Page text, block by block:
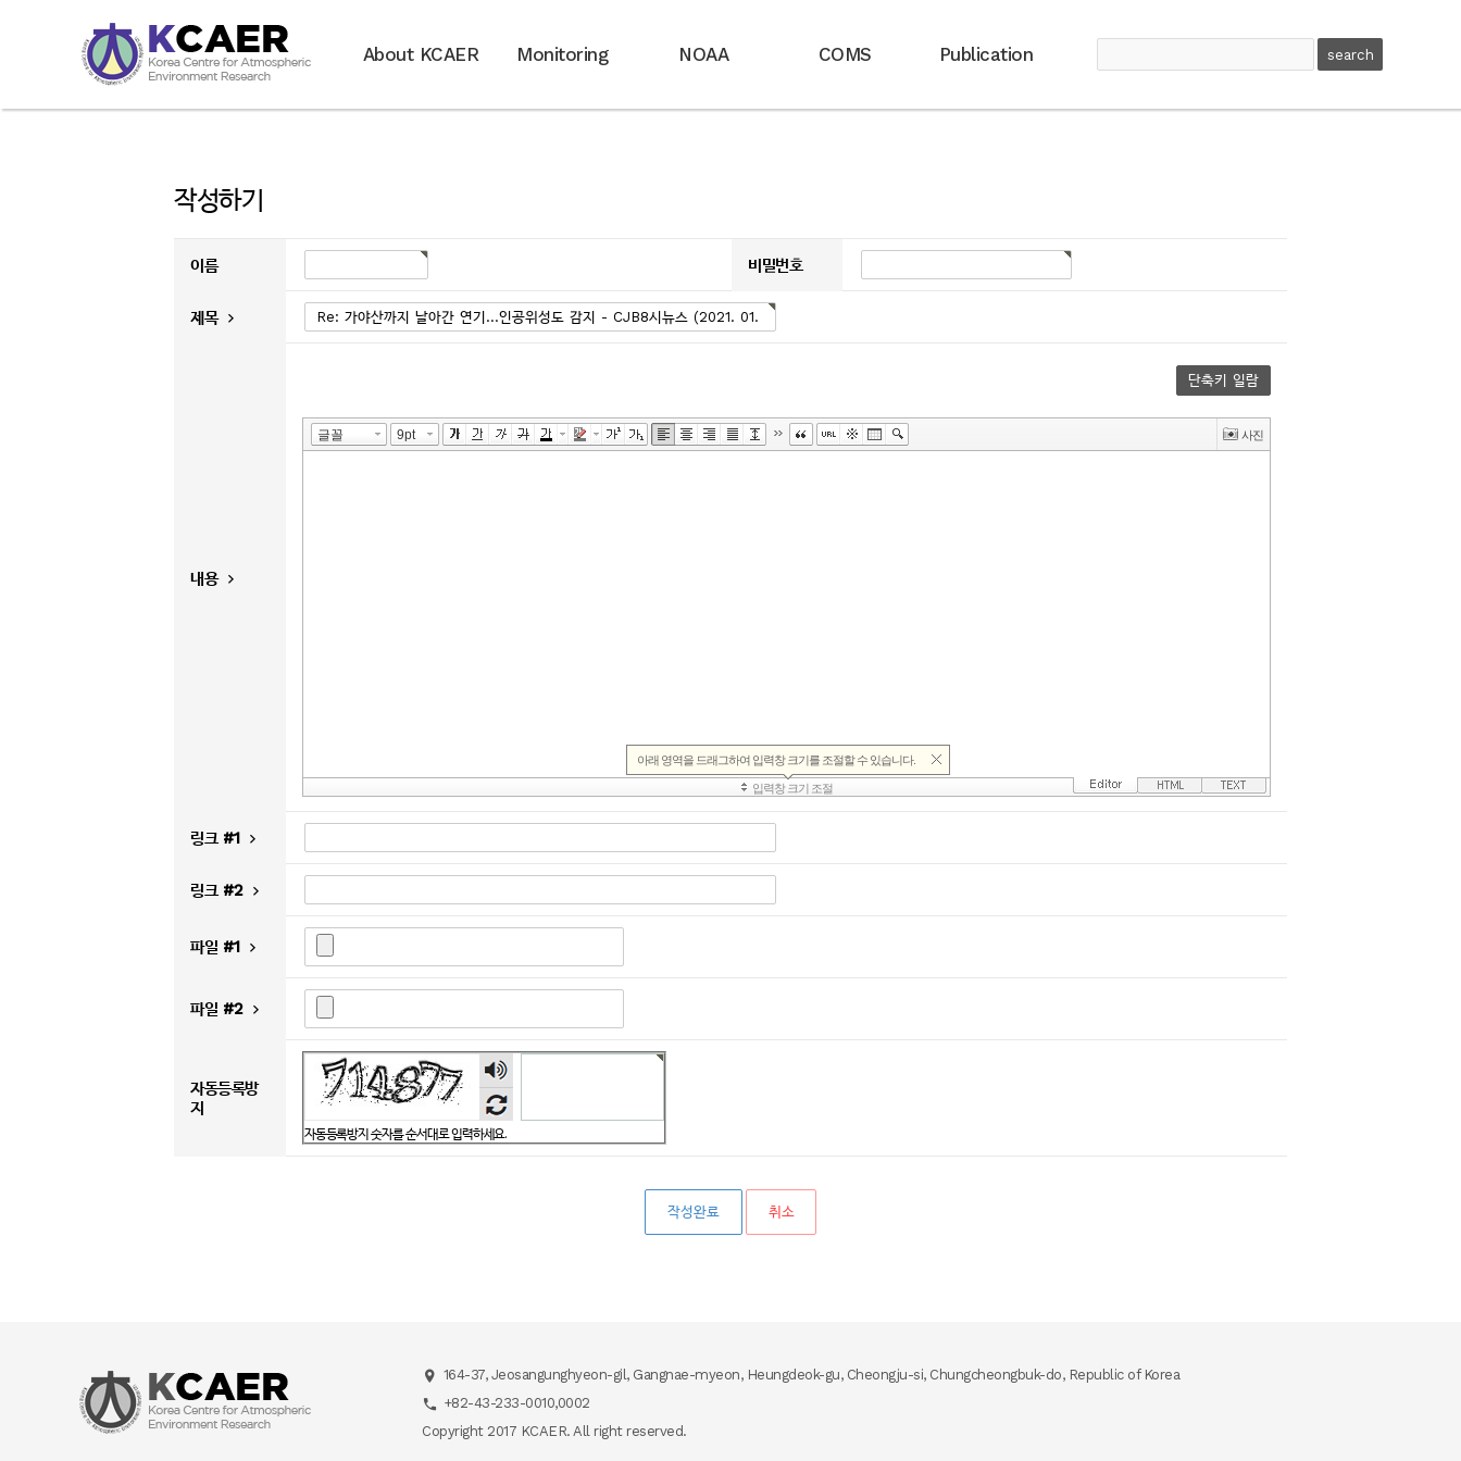
About KCAER Monitoring NOAA COMS Publication
작성하기
이름 비밀번호
제목
내용
단축키 일람
링크 #1
링크 #2
파일 #1
파일 #2
자동등록방
지
숫자
음성
듣기
자동등록방지 숫자를 순서대로 입력하세요.
취소
164-37, Jeosangunghyeon-gil, Gangnae-myeon, Heungdeok-gu, Cheongju-si, Chungcheongbuk-do, Republic of Korea
+82-43-233-0010,0002
Copyright 2017 KCAER. All right reserved.